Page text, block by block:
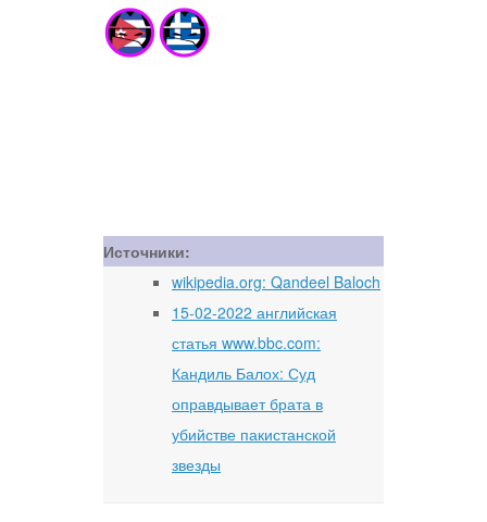
Источники:
wikipedia.org: Qandeel Baloch
15-02-2022 английская
статья www.bbc.com:
Кандиль Балох: Суд
оправдывает брата в
убийстве пакистанской
звезды